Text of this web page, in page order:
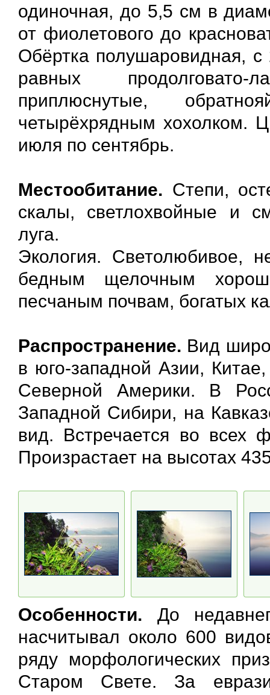
одиночная, до 5,5 см в
от фиолетового до
Обёртка полушаровидная,
равных
приплюснутые,
четырёхрядным хохолком.
июля по сентябрь.
Местообитание. Степи,
скалы, светлохвойные и
луга.
Экология. Светолюбивое,
бедным щелочным
песчаным почвам, богатых
Распространение. Вид
в юго-западной Азии,
Северной Америки. В
Западной Сибири, на
вид. Встречается во всех
Произрастает на высотах
Особенности. До
насчитывал около 600
ряду морфологических
Старом Свете. За